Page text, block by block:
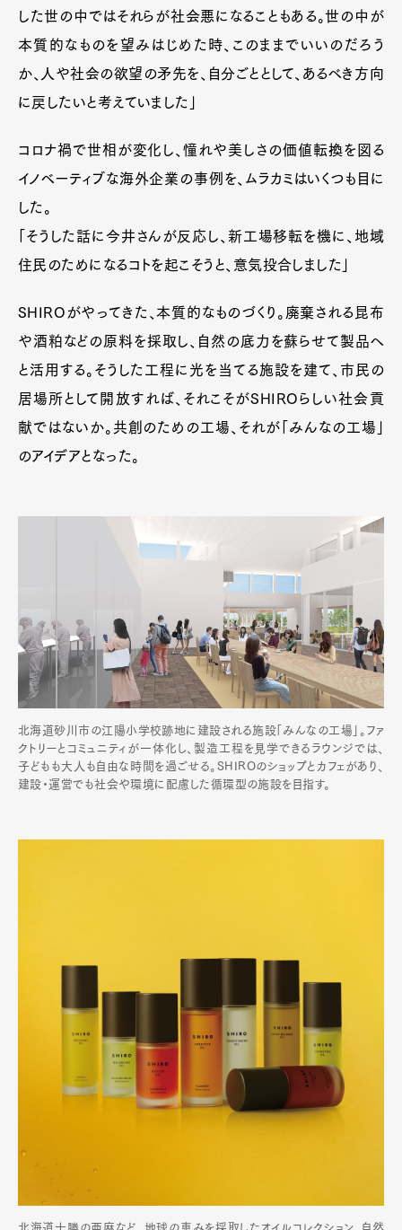
した世の中ではそれらが社会悪になることもある。世の中が
本質的なものを望みはじめた時、このままでいいのだろう
か、人や社会の欲望の矛先を、自分ごととして、あるべき方向
に戻したいと考えていました」
コロナ禍で世相が変化し、憧れや美しさの価値転換を図る
イノベーティブな海外企業の事例を、ムラカミはいくつも目に
した。
「そうした話に今井さんが反応し、新工場移転を機に、地域
住民のためになるコトを起こそうと、意気投合しました」
SHIROがやってきた、本質的なものづくり。廃棄される昆布
や酒粕などの原料を採取し、自然の底力を蘇らせて製品へ
と活用する。そうした工程に光を当てる施設を建て、市民の
居場所として開放すれば、それこそがSHIROらしい社会貢
献ではないか。共創のための工場、それが「みんなの工場」
のアイデアとなった。
北海道砂川市の江陽小学校跡地に建設される施設「みんなの工場」。ファ
クトリーとコミュニティが一体化し、製造工程を見学できるラウンジでは、
子どもも大人も自由な時間を過ごせる。SHIROのショップとカフェがあり、
建設・運営でも社会や環境に配慮した循環型の施設を目指す。